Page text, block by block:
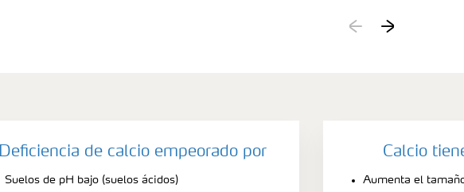
Deficiencia de calcio empeorado por
Suelos de pH bajo (suelos ácidos)
Calcio
Aumenta el